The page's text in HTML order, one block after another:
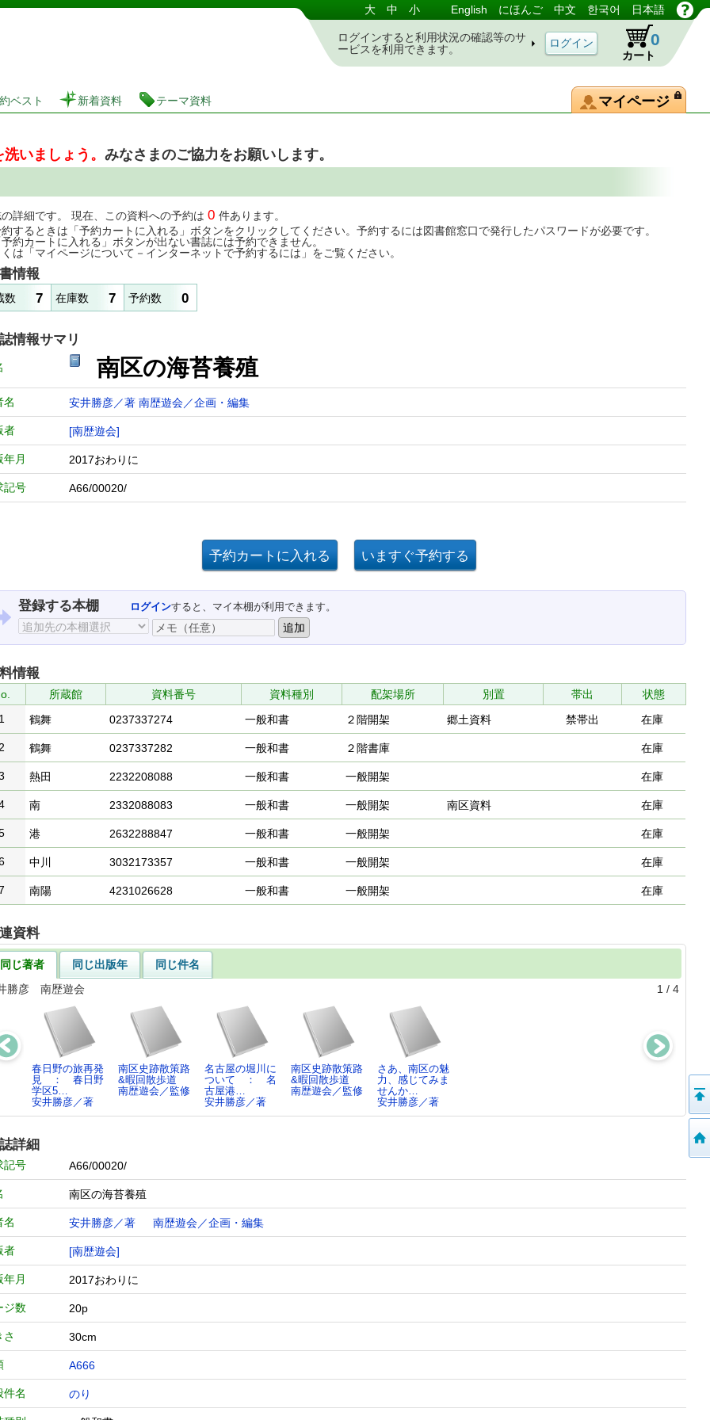
図書館 蔵書検索・予約システム 大 中 小 English にほんご 中文 한국어 日本語
ログインすると利用状況の確認等のサ
ービスを利用できます。
カート
0
ベスト 新着資料 テーマ資料 マイページ
いましょう。 みなさまのご協力をお願いします。
詳細です。 現在、この資料への予約は 0 件あります。
するときは「予約カートに入れる」ボタンをクリックしてください。予約するには図書館窓口で発行したパスワードが必要です。
約カートに入れる」ボタンが出ない書誌には予約できません。
は「マイページについて－インターネットで予約するには」をご覧ください。
情報
数 7 在庫数 7 予約数 0
情報サマリ
南区の海苔養殖
名 安井勝彦／著 南歴遊会／企画・編集
者 [南歴遊会]
年月 2017おわりに
記号 A66/00020/
登録する本棚 ログインすると、マイ本棚が利用できます。
情報
所蔵館 資料番号 資料種別 配架場所 別置 帯出
状態
鶴舞 0237337274 一般和書 ２階開架 郷土資料 禁帯出 在庫
鶴舞 0237337282 一般和書 ２階書庫 在庫
熱田 2232208088 一般和書 一般開架 在庫
南 2332088083 一般和書 一般開架 南区資料 在庫
港 2632288847 一般和書 一般開架 在庫
中川 3032173357 一般和書 一般開架 在庫
南陽 4231026628 一般和書 一般開架 在庫
資料
同じ著者 同じ出版年
同じ件名
勝彦 南歴遊会
1 / 4
春日野の旅再発
見 ： 春日野
学区5…
安井勝彦／著
南区史跡散策路
&暇回散歩道
南歴遊会／監修
名古屋の堀川に
ついて ： 名
古屋港…
安井勝彦／著
南区史跡散策路
&暇回散歩道
南歴遊会／監修
さあ、南区の魅
力、感じてみま
せんか…
安井勝彦／著
南…
安井勝彦／著,
詳細
記号 A66/00020/
南区の海苔養殖
名 安井勝彦／著 南歴遊会／企画・編集
者 [南歴遊会]
年月 2017おわりに
ジ数 20p
さ 30cm
A666
件名 のり